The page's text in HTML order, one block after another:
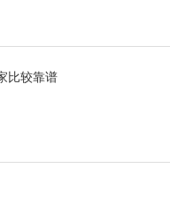
比较靠谱